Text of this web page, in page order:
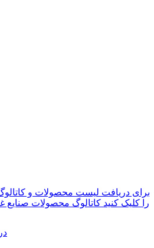
برای دریافت لیست محصولات و
را کلیک کنید